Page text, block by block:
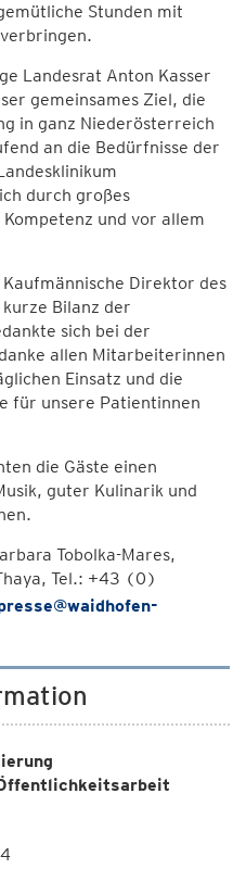
Stunden mit
Landesrat Anton Kasser
gemeinsames Ziel, die
in ganz Niederösterreich
an die Bedürfnisse der
durch großes
und vor allem
Direktor des
Bilanz der
sich bei der
allen Mitarbeiterinnen
Einsatz und die
für unsere Patientinnen
die Gäste einen
guter Kulinarik und
Tobolka-Mares,
Tel.: +43 (0)